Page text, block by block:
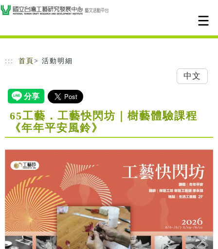
跳到主要內容
網站導覽
::: 首頁 > 活動明細
中文
65工藝．工藝快閃坊｜樹藝體驗課程
《年年平安風鈴》